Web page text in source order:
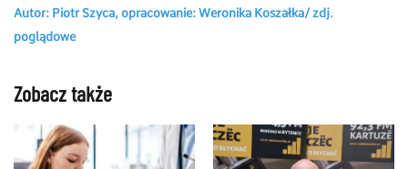
Autor: Piotr Szyca, opracowanie: Weronika Koszałka/ zdj.
poglądowe
Zobacz także